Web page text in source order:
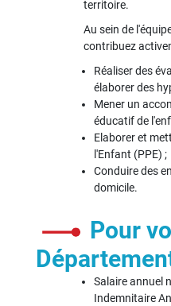
territoire.
Au sein de
contribuez
Réaliser des
élaborer des
Mener un
éducatif de
Elaborer et
l'Enfant (PPE) ;
Conduire des
domicile.
Pour
Salaire annuel
Indemnitaire